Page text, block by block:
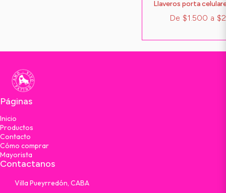
Llaveros porta
De $1.500 a
Páginas
Inicio
Productos
Contacto
Cómo comprar
Mayorista
Contactanos
Villa Pueyrredón, CABA